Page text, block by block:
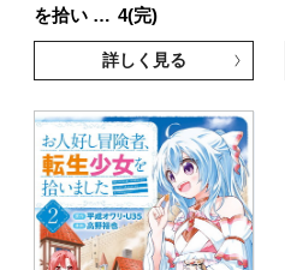
を拾い … 4(完)
詳しく見る